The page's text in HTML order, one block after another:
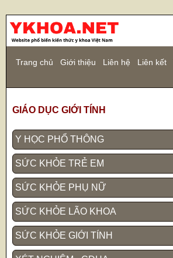
Trang chủ Giới thiệu Liên hệ Liên kết
GIÁO DỤC GIỚI TÍNH
Y HỌC PHỔ THÔNG
SỨC KHỎE TRẺ EM
SỨC KHỎE PHỤ NỮ
SỨC KHỎE LÃO KHOA
SỨC KHỎE GIỚI TÍNH